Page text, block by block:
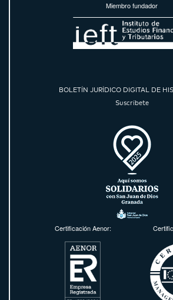
Miembro fundador
BOLETÍN JURÍDICO DIGITAL DE
Suscríbete
Certificación Aenor: